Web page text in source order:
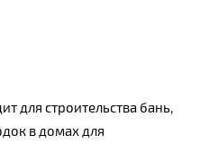
для строительства бань,
в домах для